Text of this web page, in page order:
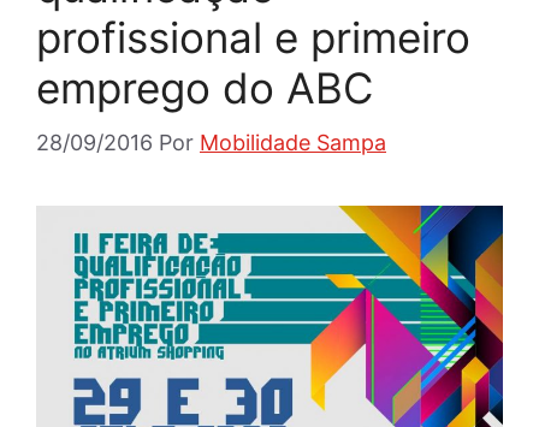
profissional e primeiro
emprego do ABC
28/09/2016 Por Mobilidade Sampa